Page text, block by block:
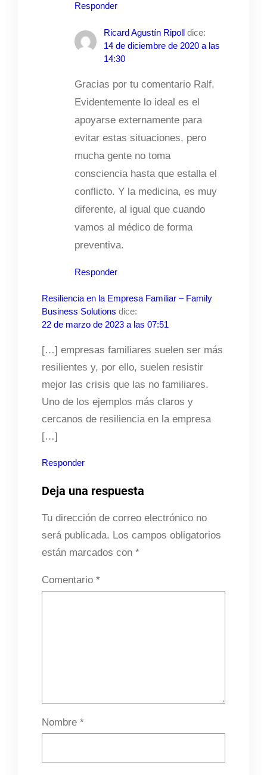
Responder
Ricard Agustín Ripoll dice:
14 de diciembre de 2020 a las
14:30
Gracias por tu comentario Ralf.
Evidentemente lo ideal es el
apoyarse externamente para
evitar estas situaciones, pero
mucha gente no toma
consciencia hasta que estalla el
conflicto. Y la medicina, es muy
diferente, al igual que cuando
vamos al médico de forma
preventiva.
Responder
Resiliencia en la Empresa Familiar – Family
Business Solutions dice:
22 de marzo de 2023 a las 07:51
[…] empresas familiares suelen ser más
resilientes y, por ello, suelen resistir
mejor las crisis que las no familiares.
Uno de los ejemplos más claros y
cercanos de resiliencia en la empresa
[…]
Responder
Deja una respuesta
Tu dirección de correo electrónico no
será publicada. Los campos obligatorios
están marcados con *
Comentario *
Nombre *